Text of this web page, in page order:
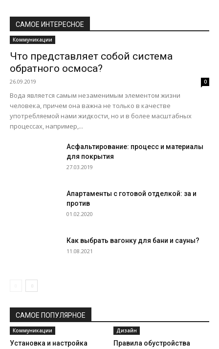
САМОЕ ИНТЕРЕСНОЕ
Коммуникации
Что представляет собой система
обратного осмоса?
26.09.2019 0
Вода является самым незаменимым элементом жизни
человека, причем она важна не только в качестве
употребляемой нами жидкости, но и в более масштабных
процессах, например,...
Асфальтирование: процесс и материалы
для покрытия
27.03.2019
Апартаменты с готовой отделкой: за и
против
01.02.2020
Как выбрать вагонку для бани и сауны?
11.08.2021
САМОЕ ПОПУЛЯРНОЕ
Коммуникации
Установка и настройка
Дизайн
Правила обустройства